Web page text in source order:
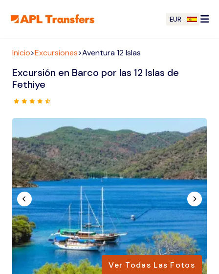
EUR
Inicio>Excursiones>Aventura 12 Islas
Excursión en Barco por las 12 Islas de
Fethiye
Ver Todas Las Fotos